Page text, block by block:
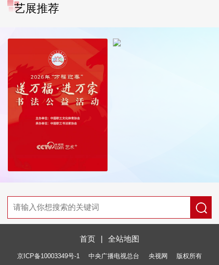
艺展推荐
首页 全站地图
京ICP备10003349号-1 中央广播电视总台 央视网 版权所有